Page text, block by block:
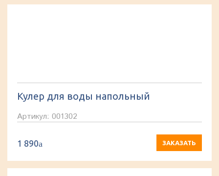
Кулер для воды напольный
Артикул: 001302
1 890a ЗАКАЗАТЬ